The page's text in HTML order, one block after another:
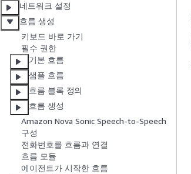
네트워크 설정
흐름 생성
키보드 바로 가기
필수 권한
기본 흐름
샘플 흐름
흐름 블록 정의
흐름 생성
Amazon Nova Sonic Speech-to-Speech
구성
전화번호를 흐름과 연결
흐름 모듈
에이전트가 시작한 흐름